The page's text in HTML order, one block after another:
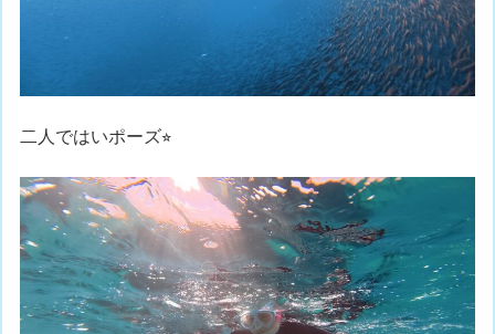
二人ではいポーズ⭐︎